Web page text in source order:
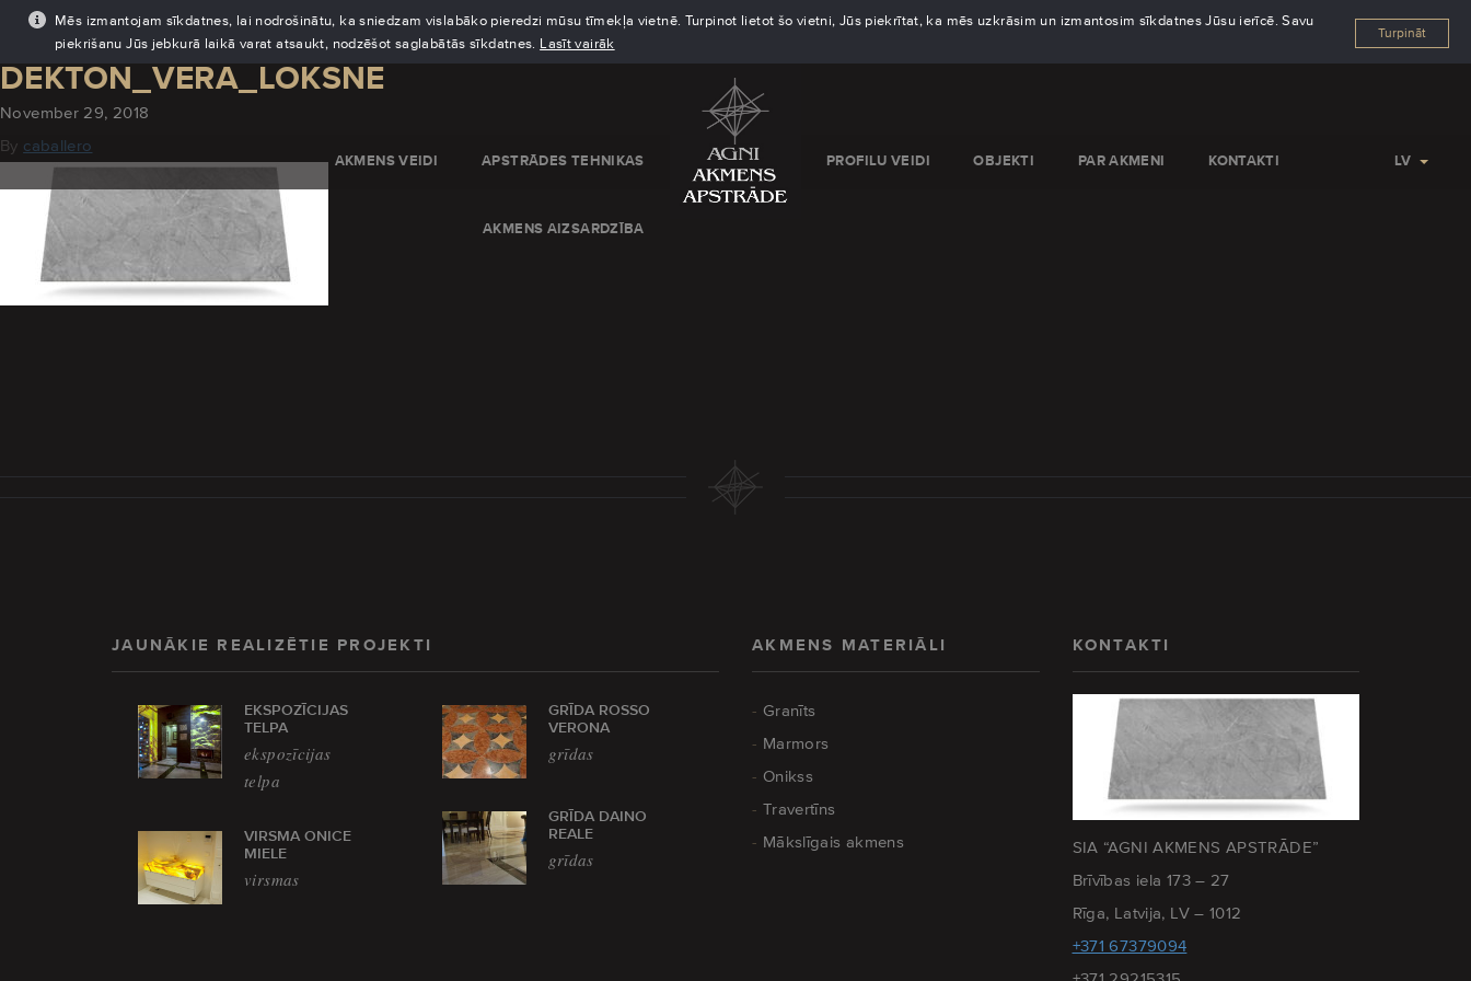
Mēs izmantojam sīkdatnes, lai nodrošinātu, ka sniedzam vislabāko pieredzi mūsu tīmekļa vietnē. Turpinot lietot šo vietni, Jūs piekrītat, ka mēs uzkrāsim un izmantosim sīkdatnes Jūsu ierīcē. Savu
piekrišanu Jūs jebkurā laikā varat atsaukt, nodzēšot saglabātās sīkdatnes. Lasīt vairāk
Turpināt
AKMENS VEIDI APSTRĀDES TEHNIKAS
AKMENS AIZSARDZĪBA
PROFILU VEIDI OBJEKTI PAR AKMENI KONTAKTI LV
DEKTON_VERA_LOKSNE
November 29, 2018
By caballero
JAUNĀKIE REALIZĒTIE PROJEKTI
EKSPOZĪCIJAS
TELPA
ekspozīcijas
telpa
VIRSMA ONICE
MIELE
virsmas
GRĪDA ROSSO
VERONA
grīdas
GRĪDA DAINO
REALE
grīdas
AKMENS MATERIĀLI
Granīts
Marmors
Onikss
Travertīns
Mākslīgais akmens
KONTAKTI
SIA “AGNI AKMENS APSTRĀDE”
Brīvības iela 173 – 27
Rīga, Latvija, LV – 1012
+371 67379094